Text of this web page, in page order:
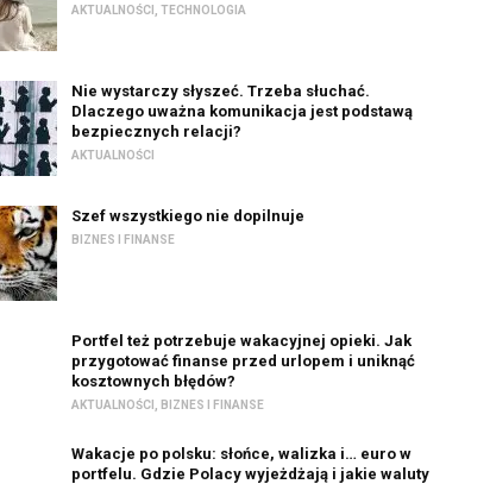
AKTUALNOŚCI ,TECHNOLOGIA
Nie wystarczy słyszeć. Trzeba słuchać.
Dlaczego uważna komunikacja jest podstawą
bezpiecznych relacji?
AKTUALNOŚCI
Szef wszystkiego nie dopilnuje
BIZNES I FINANSE
Portfel też potrzebuje wakacyjnej opieki. Jak
przygotować finanse przed urlopem i uniknąć
kosztownych błędów?
AKTUALNOŚCI BIZNES I FINANSE
Wakacje po polsku: słońce, walizka i… euro w
portfelu. Gdzie Polacy wyjeżdżają i jakie waluty